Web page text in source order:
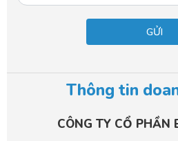
Thông tin
CÔNG TY CỔ PHẦN